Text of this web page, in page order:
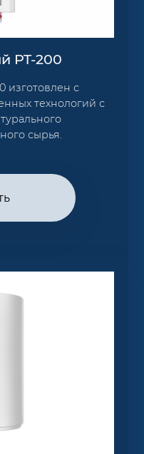
PT-200
изготовлен с
технологий с
сырья.